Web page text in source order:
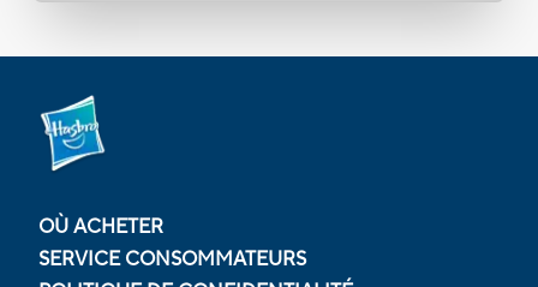
OÙ ACHETER
SERVICE CONSOMMATEURS